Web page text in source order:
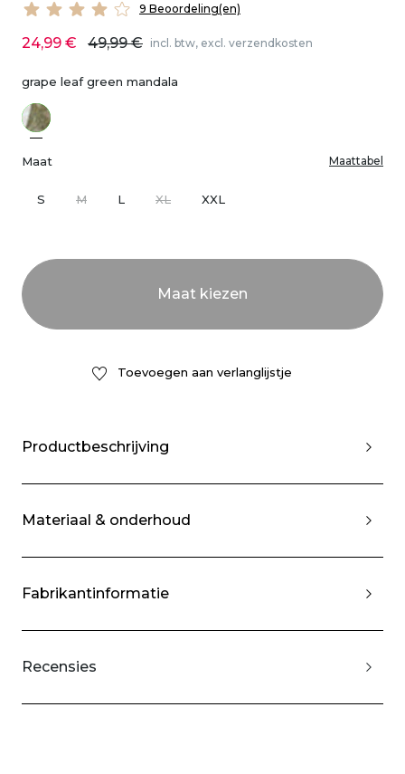
9 Beoordeling(en)
24,99 € 49,99 € incl. btw, excl. verzendkosten
grape leaf green mandala
Maat Maattabel
S M L XL XXL
Toevoegen aan verlanglijstje
Productbeschrijving
Materiaal & onderhoud
Fabrikantinformatie
Recensies